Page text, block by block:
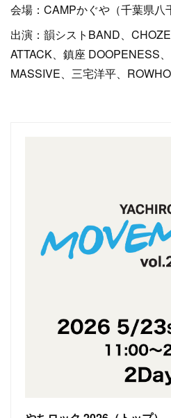
会場：CAMPかぐや（千葉県八
出演：韻シストBAND、
ATTACK、鎮座 DOOPENESS
MASSIVE、三宅洋平、